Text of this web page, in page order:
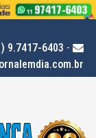
9.7417-6403 -